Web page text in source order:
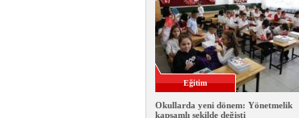
Eğitim
Okullarda yeni dönem: Yönetmelik
kapsamlı şekilde değişti